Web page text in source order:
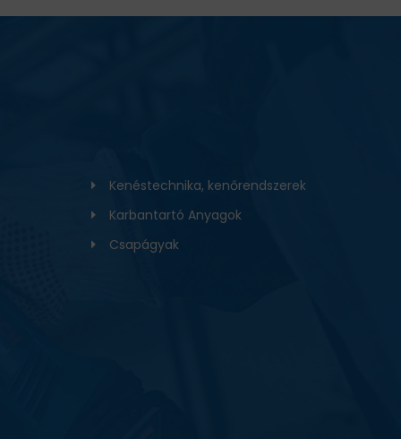
Kenéstechnika, kenőrendszerek
Karbantartó Anyagok
Csapágyak